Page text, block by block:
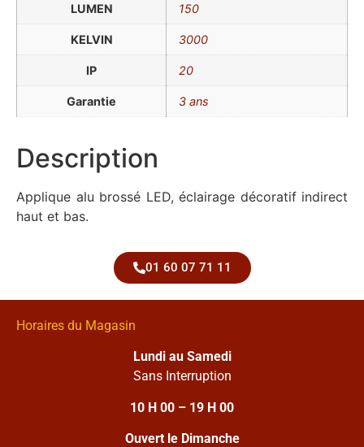
LUMEN 150
KELVIN 3000
IP 20
Garantie 3 ans
Description
Applique alu brossé LED, éclairage décoratif indirect
haut et bas.
01 60 07 71 11
Horaires du Magasin
Lundi au Samedi
Sans Interruption
10 H 00 – 19 H 00
Ouvert le Dimanche